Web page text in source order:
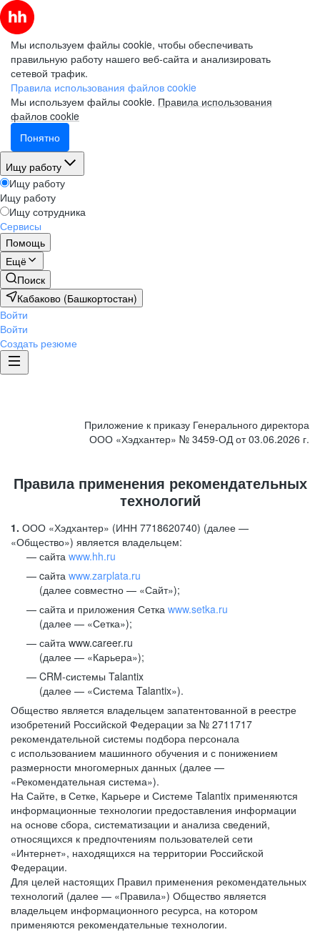
Мы используем файлы cookie, чтобы обеспечивать
правильную работу нашего веб-сайта и анализировать
сетевой трафик.
Правила использования файлов cookie
Мы используем файлы cookie. Правила использования
файлов cookie
Понятно
Ищу работу
Ищу работу
Ищу работу
Ищу сотрудника
Сервисы
Помощь
Ещё
Поиск
Кабаково (Башкортостан)
Войти
Войти
Создать резюме
Приложение к приказу Генерального директора
ООО «Хэдхантер» № 3459-ОД от 03.06.2026 г.
Правила применения рекомендательных
технологий
1. ООО «Хэдхантер» (ИНН 7718620740) (далее —
«Общество») является владельцем:
сайта www.hh.ru
cайта www.zarplata.ru
(далее совместно — «Сайт»);
сайта и приложения Сетка www.setka.ru
(далее — «Сетка»);
сайта www.career.ru
(далее — «Карьера»);
CRM-системы Talantix
(далее — «Система Talantix»).
Общество является владельцем запатентованной в реестре
изобретений Российской Федерации за № 2711717
рекомендательной системы подбора персонала
с использованием машинного обучения и с понижением
размерности многомерных данных (далее —
«Рекомендательная система»).
На Сайте, в Сетке, Карьере и Системе Talantix применяются
информационные технологии предоставления информации
на основе сбора, систематизации и анализа сведений,
относящихся к предпочтениям пользователей сети
«Интернет», находящихся на территории Российской
Федерации.
Для целей настоящих Правил применения рекомендательных
технологий (далее — «Правила») Общество является
владельцем информационного ресурса, на котором
применяются рекомендательные технологии.